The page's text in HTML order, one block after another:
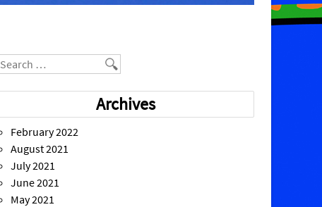
Search
Archives
February 2022
August 2021
July 2021
June 2021
May 2021